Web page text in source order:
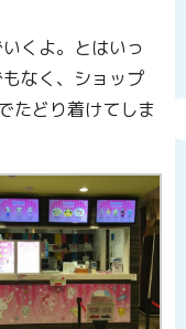
くよ。とはいっ
なく、ショップ
たどり着けてしま